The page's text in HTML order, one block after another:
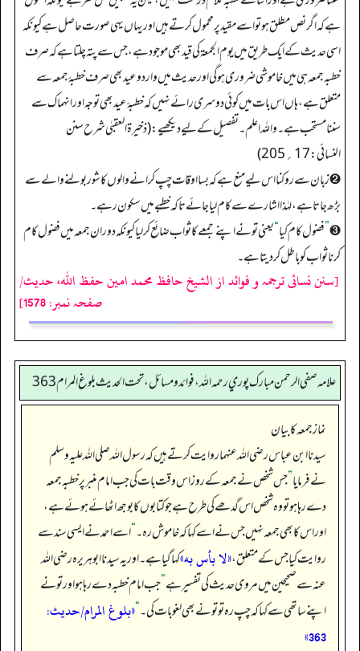
ہے کہ اگر نص مطلق ہو تو اسے مقید پر محمول کرتے ہیں اور یہاں یہی صورت حاصل ہے کیونکہ
اسی حدیث کے ایک طریق میں یوم الجمعۃ کی قید بھی موجود ہے، جس سے پتہ چلتا ہے کہ صرف
خطبہ جمعہ ہی میں خاموشی ضروری ہو گی اور حدیث میں واردوعید بھی صرف خطبۂ جمعہ سے
متعلق ہے، ہاں اس بات میں کوئی دوسری رائے نہیں کہ خطبۂ عید بھی توجہ اور انہماک سے
سننا مستحب ہے۔ واللہ اعلم۔ تفصیل کے لیے دیکھیے: (ذخیرۃ العقبٰی شرح سنن
النسائی: 17؍205)
➋ زبان سے روکنا اس لیے منع ہے کہ بسا اوقات چپ کرانے والوں کا شور بولنے والے سے
بڑھ جاتا ہے، لہٰذا اشارے سے کام لیا جائے تاکہ خطبے میں سکون رہے۔
➌
”فضول کام کیا“یعنی تو نے اپنے جمعے کا ثواب ضائع کر لیا کیونکہ دوران جمعہ میں فضول کام
کرنا ثواب کو باطل کر دیتا ہے۔
[سنن نسائی ترجمہ و فوائد از الشیخ حافظ محمد امین حفظ اللہ، حدیث/
صفحہ نمبر: 1578]
علامه صفي الرحمن مبارك پوري رحمه الله، فوائد و مسائل، تحت الحديث بلوغ المرام 363
نماز جمعہ کا بیان
سیدنا ابن عباس رضی اللہ عنہما روایت کرتے ہیں کہ رسول اللہ صلی اللہ علیہ وسلم
نے فرمایا”جس شخص نے جمعہ کے روز اس وقت بات کی جب امام منبر پر خطبہ جمعہ
دے رہا ہو تو وہ شخص اس گدھے کی طرح ہے جو کتابوں کا بوجھ اٹھائے ہوئے ہے،
اور اس کا بھی جمعہ نہیں جس نے اسے کہا کہ خاموش رہ۔“اسے احمد نے ایسی سند سے
روایت کیا جس کے متعلق،«لا بأس به»کہا گیا ہے۔ اور یہ سیدنا ابوہریرہ رضی اللہ
عنہ سے صحیحین میں مروی حدیث کی تفسیر ہے”جب امام خطبہ دے رہا ہو اور تو نے
اپنے ساتھی سے کہا کہ چپ رہ تو تو نے بھی لغو بات کی۔“«بلوغ المرام/حدیث:
363»